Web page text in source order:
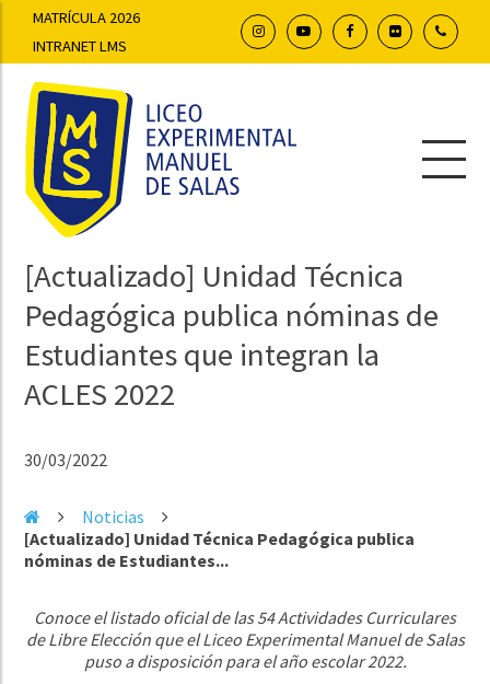
MATRÍCULA 2026
INTRANET LMS
[Actualizado] Unidad Técnica
Pedagógica publica nóminas de
Estudiantes que integran la
ACLES 2022
30/03/2022
Noticias
[Actualizado] Unidad Técnica Pedagógica publica
nóminas de Estudiantes...
Conoce el listado oficial de las 54 Actividades Curriculares
de Libre Elección que el Liceo Experimental Manuel de Salas
puso a disposición para el año escolar 2022.